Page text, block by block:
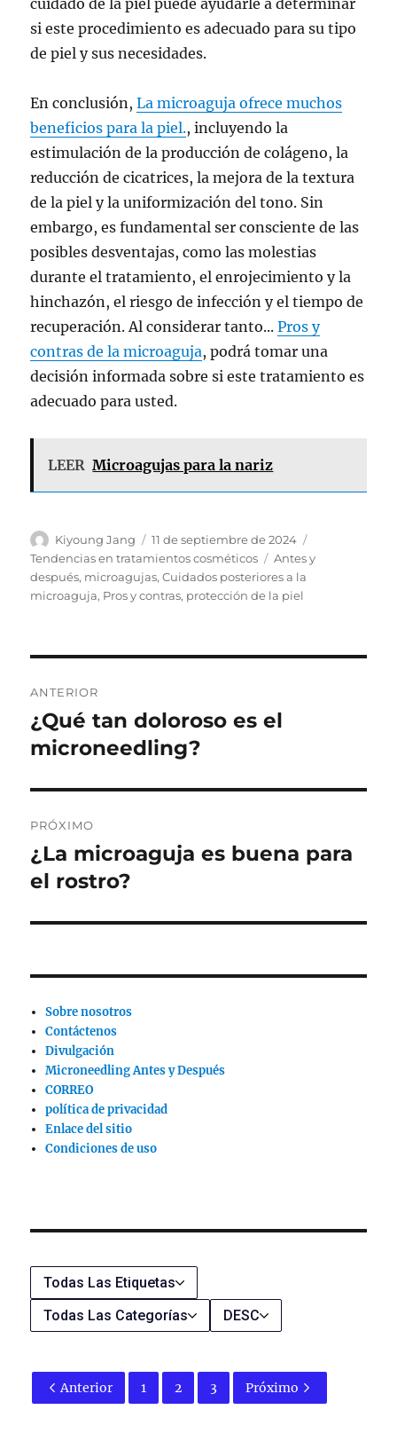
cuidado de la piel puede ayudarle a determinar
si este procedimiento es adecuado para su tipo
de piel y sus necesidades.
En conclusión,La microaguja ofrece muchos
beneficios para la piel., incluyendo la
estimulación de la producción de colágeno, la
reducción de cicatrices, la mejora de la textura
de la piel y la uniformización del tono. Sin
embargo, es fundamental ser consciente de las
posibles desventajas, como las molestias
durante el tratamiento, el enrojecimiento y la
hinchazón, el riesgo de infección y el tiempo de
recuperación. Al considerar tanto...Pros y
contras de la microaguja, podrá tomar una
decisión informada sobre si este tratamiento es
adecuado para usted.
LEER Microagujas para la nariz
Autor
Kiyoung Jang
Publicado
el
11 de septiembre de 2024
Tendencias en tratamientos cosméticos
Etiquetas
Antes y
después, microagujas,Cuidados posteriores a la
microaguja, Pros y contras, protección de la piel
de
entradas
ANTERIOR
Publicación
anterior:
¿Qué tan doloroso es el
microneedling?
PRÓXIMO
Siguiente
publicación:
¿La microaguja es buena para
el rostro?
Sobre nosotros
Contáctenos
Divulgación
Microneedling Antes y Después
CORREO
política de privacidad
Enlace del sitio
Condiciones de uso
Todas Las Etiquetas
Todas Las Categorías
DESC
Anterior 1 2 3 Próximo